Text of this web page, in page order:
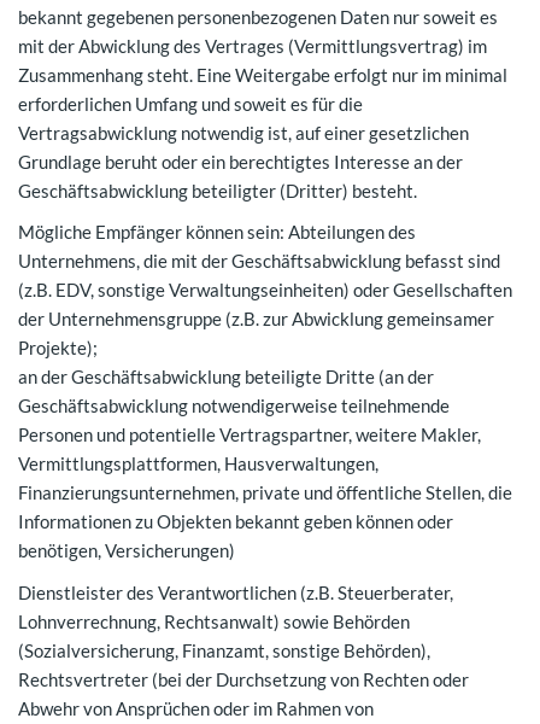
bekannt gegebenen personenbezogenen Daten nur soweit es
mit der Abwicklung des Vertrages (Vermittlungsvertrag) im
Zusammenhang steht. Eine Weitergabe erfolgt nur im minimal
erforderlichen Umfang und soweit es für die
Vertragsabwicklung notwendig ist, auf einer gesetzlichen
Grundlage beruht oder ein berechtigtes Interesse an der
Geschäftsabwicklung beteiligter (Dritter) besteht.
Mögliche Empfänger können sein: Abteilungen des
Unternehmens, die mit der Geschäftsabwicklung befasst sind
(z.B. EDV, sonstige Verwaltungseinheiten) oder Gesellschaften
der Unternehmensgruppe (z.B. zur Abwicklung gemeinsamer
Projekte);
an der Geschäftsabwicklung beteiligte Dritte (an der
Geschäftsabwicklung notwendigerweise teilnehmende
Personen und potentielle Vertragspartner, weitere Makler,
Vermittlungsplattformen, Hausverwaltungen,
Finanzierungsunternehmen, private und öffentliche Stellen, die
Informationen zu Objekten bekannt geben können oder
benötigen, Versicherungen)
Dienstleister des Verantwortlichen (z.B. Steuerberater,
Lohnverrechnung, Rechtsanwalt) sowie Behörden
(Sozialversicherung, Finanzamt, sonstige Behörden),
Rechtsvertreter (bei der Durchsetzung von Rechten oder
Abwehr von Ansprüchen oder im Rahmen von